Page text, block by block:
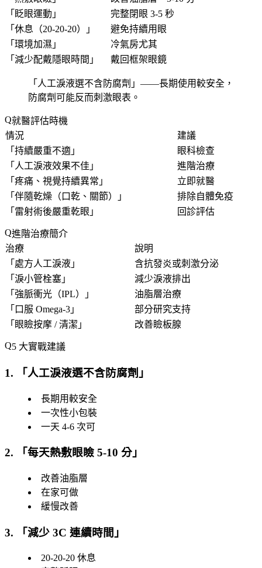
「 眨眼運動 」
完整閉眼 3-5 秒
「 休息（20-20-20） 」
避免持續用眼
「 環境加濕 」
冷氣房尤其
「 減少配戴隱眼時間 」 戴回框架眼鏡
「 人工淚液選不含防腐劑 」——長期使用較安全，
防腐劑可能反而刺激眼表。
就醫評估時機
情況
建議
「 持續嚴重不適 」
眼科檢查
「 人工淚液效果不佳 」
進階治療
「 疼痛、視覺持續異常 」
立即就醫
「 伴隨乾燥（口乾、關節） 」
排除自體免疫
「 雷射術後嚴重乾眼 」 回診評估
進階治療簡介
治療
說明
「 處方人工淚液 」
含抗發炎或刺激分泌
「 淚小管栓塞 」
減少淚液排出
「 強脈衝光（IPL） 」
油脂層治療
「 口服 Omega-3 」
部分研究支持
「 眼瞼按摩 / 清潔 」 改善瞼板腺
5 大實戰建議
1. 「 人工淚液選不含防腐劑 」
長期用較安全
一次性小包裝
一天 4-6 次可
2. 「每天熱敷眼瞼 5-10 分 」
改善油脂層
在家可做
緩慢改善
3. 「減少 3C 連續時間 」
20-20-20 休息